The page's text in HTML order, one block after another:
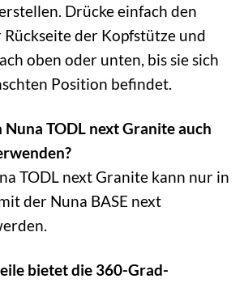
Drücke einfach den
Rückseite der Kopfstütze und
oben oder unten, bis sie sich
Position befindet.
Nuna TODL next Granite auch
TODL next Granite kann nur in
der Nuna BASE next
bietet die 360-Grad-